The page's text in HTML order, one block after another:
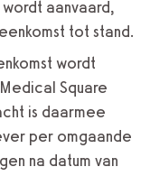
aanvaard,
tot stand.
wordt
Square
is daarmee
per omgaande
na datum van